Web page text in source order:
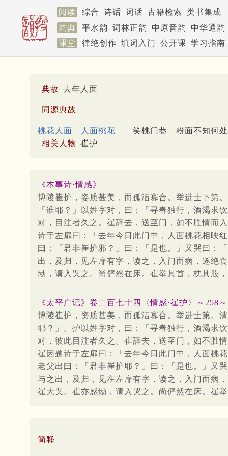
阅读 综合 诗话 词话 古籍检索
类书集成
韵典
平水韵 词林正韵 中原音韵
中华通韵
课堂
律绝创作 填词入门 公开课 学习指南
典故 去年人面
同源典故
桃花人面 人面桃花 笑桃门巷
粉面不知何
相关人物 崔护
《本事诗·情感》
博陵崔护，姿质甚美，而孤洁寡合。举进士下第
「谁耶？」以姓字对，曰：「寻春独行，酒渴求
对，目注者久之。崔辞去，送至门，如不胜情而
诗于左扉曰：「去年今日此门中，人面桃花相映
曰：「君非崔护邪？」曰：「是也。」又哭曰：
出，及归，见左扉有字，读之，入门而病，遂绝
恸，请入哭之。尚俨然在床。崔举其首，枕其股
《太平广记》卷二百七十四〈情感·崔护〉～258～
博陵崔护，资质甚美，而孤洁寡合。举进士第。
耶？」。护以姓字对，曰：「寻春独行，酒渴求
对，彼此目注者久之。崔辞去，送至门，如不胜
崔因题诗于左扉曰：「去年今日此门中，人面桃
老父出曰：「君非崔护耶？」曰：「是也。」又
与之出，及归，见在左扉有字，读之，入门而病
崔大哭。崔亦感恸，请入哭之。尚俨然在床。崔
简释